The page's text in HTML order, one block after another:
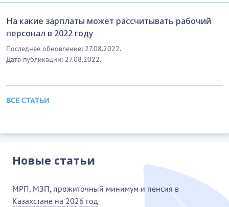
На какие зарплаты может рассчитывать рабочий
персонал в 2022 году
Последнее обновление: 27.08.2022.
Дата публикации: 27.08.2022.
ВСЕ СТАТЬИ
Новые статьи
МРП, МЗП, прожиточный минимум и пенсия в
Казахстане на 2026 год